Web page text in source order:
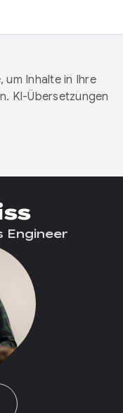
um Inhalte in Ihre
KI-Übersetzungen
Engineer